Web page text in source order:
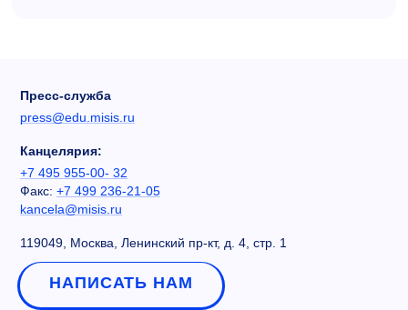
Пресс-служба
press@edu.misis.ru
Канцелярия:
+7 495 955-00- 32
Факс: +7 499 236-21-05
kancela@misis.ru
119049, Москва, Ленинский пр-кт, д. 4, стр. 1
НАПИСАТЬ НАМ